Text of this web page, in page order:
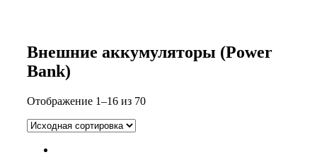
Внешние аккумуляторы (Power
Bank)
Отображение 1–16 из 70